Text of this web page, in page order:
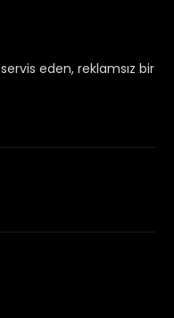
servis eden, reklamsız bir